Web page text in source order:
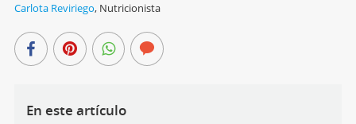
Carlota Reviriego, Nutricionista
En este artículo